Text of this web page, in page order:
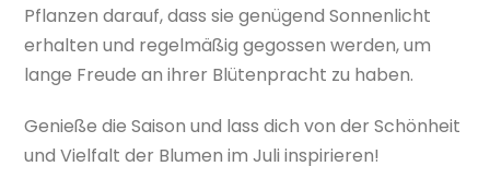
Pflanzen darauf, dass sie genügend Sonnenlicht
erhalten und regelmäßig gegossen werden, um
lange Freude an ihrer Blütenpracht zu haben.
Genieße die Saison und lass dich von der Schönheit
und Vielfalt der Blumen im Juli inspirieren!